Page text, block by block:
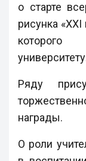
о старте
рисунка
которого
Ряду
награды.
О роли